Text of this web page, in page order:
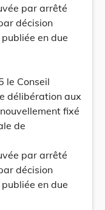
par arrêté
décision
en due
le Conseil
délibération aux
fixé
de
par arrêté
décision
en due